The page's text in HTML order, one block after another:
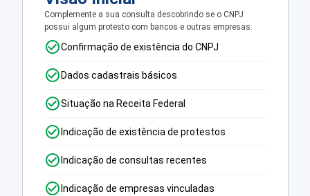
Complemente a sua consulta descobrindo se o CNPJ
possui algum protesto com bancos e outras empresas.
Confirmação de existência do CNPJ
Dados cadastrais básicos
Situação na Receita Federal
Indicação de existência de protestos
Indicação de consultas recentes
Indicação de empresas vinculadas